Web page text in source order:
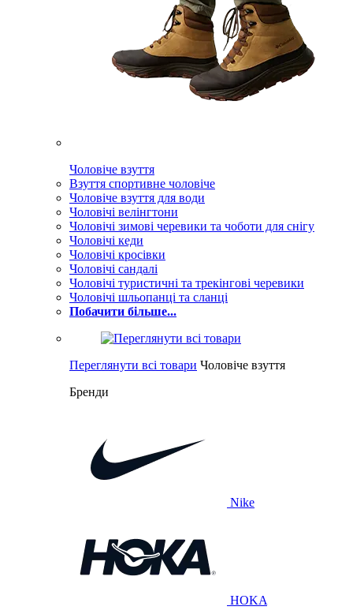
Чоловіче взуття
Взуття спортивне чоловіче
Чоловіче взуття для води
Чоловічі велінгтони
Чоловічі зимові черевики та чоботи для снігу
Чоловічі кеди
Чоловічі кросівки
Чоловічі сандалі
Чоловічі туристичні та трекінгові черевики
Чоловічі шльопанці та сланці
Побачити більше...
Переглянути всі товари Чоловіче взуття
Бренди
Nike
HOKA